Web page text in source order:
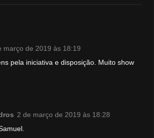
março de 2019 às 18:19
pela iniciativa e disposição. Muito show
2 de março de 2019 às 18:28